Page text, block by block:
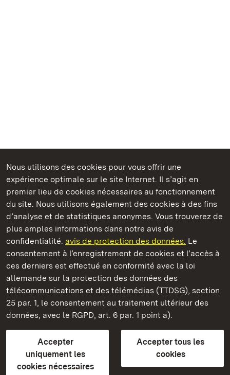
Nous utilisons des cookies pour vous offrir une
expérience optimale sur le site Internet. Il s’agit en
premier lieu de cookies nécessaires au fonctionnement
du site. Nous utilisons également des cookies à des fins
d’analyse et de statistiques anonymes. Vous trouverez de
plus amples informations dans notre avis de
confidentialité. avis de protection des données. Le
consentement à l’enregistrement de cookies et l’accès à
ces derniers est effectué en conformité avec la loi
allemande sur la protection des données des
télécommunications et des télémédias (TTDSG), section
25 par. 1, le consentement au traitement ultérieur des
données, avec le RGPD, art. 6 par. 1 point a).
Accepter
uniquement les
cookies nécessaires
Accepter tous les
cookies
Châteaux et jardins publics du Bade-Wurtemberg
Château résidentiel de Ludwigsburg
Châteaux et jardins publics du Bade-Wurtemberg
Contact et informationsFAQ et réponsesMentions légales
Protection des données
Explications sur l’accessibilité
BITV-konform (geprüfte Seiten)
plus loin
Accueil